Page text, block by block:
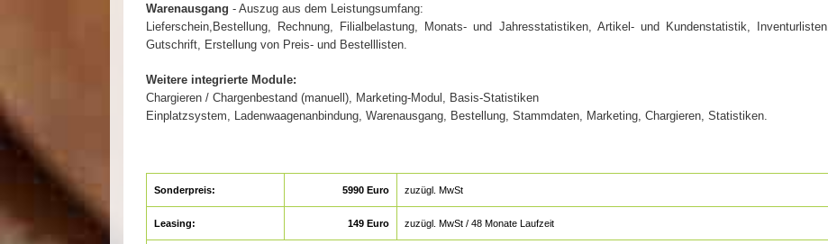
Warenausgang - Auszug aus dem Leistungsumfang:
Lieferschein,Bestellung, Rechnung, Filialbelastung, Monats- und Jahresstatistiken, Artikel- und Kundenstatistik, Inventurlisten,
Gutschrift, Erstellung von Preis- und Bestelllisten.
Weitere integrierte Module:
Chargieren / Chargenbestand (manuell), Marketing-Modul, Basis-Statistiken
Einplatzsystem, Ladenwaagenanbindung, Warenausgang, Bestellung, Stammdaten, Marketing, Chargieren, Statistiken.
Sonderpreis: 5990 Euro zuzügl. MwSt
Leasing: 149 Euro zuzügl. MwSt / 48 Monate Laufzeit